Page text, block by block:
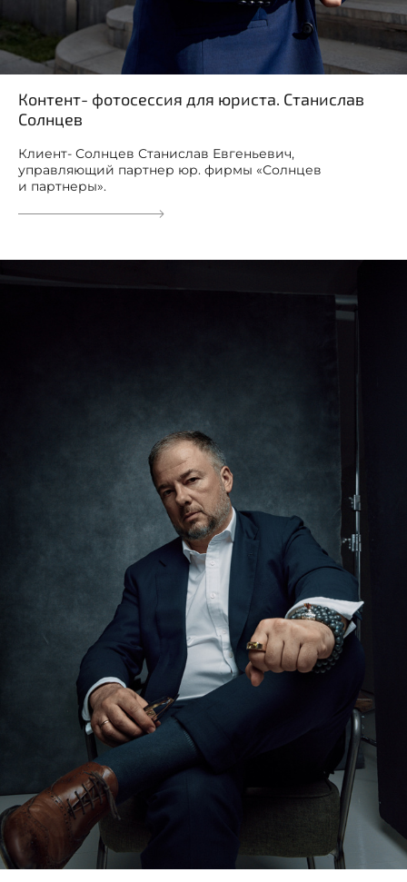
Контент- фотосессия для юриста. Станислав
Солнцев
Клиент- Солнцев Станислав Евгеньевич,
управляющий партнер юр. фирмы «Солнцев
и партнеры».